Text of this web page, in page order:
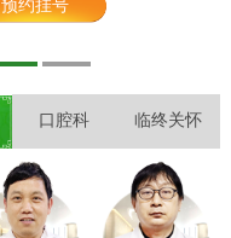
预约挂号
口腔科 临终关怀